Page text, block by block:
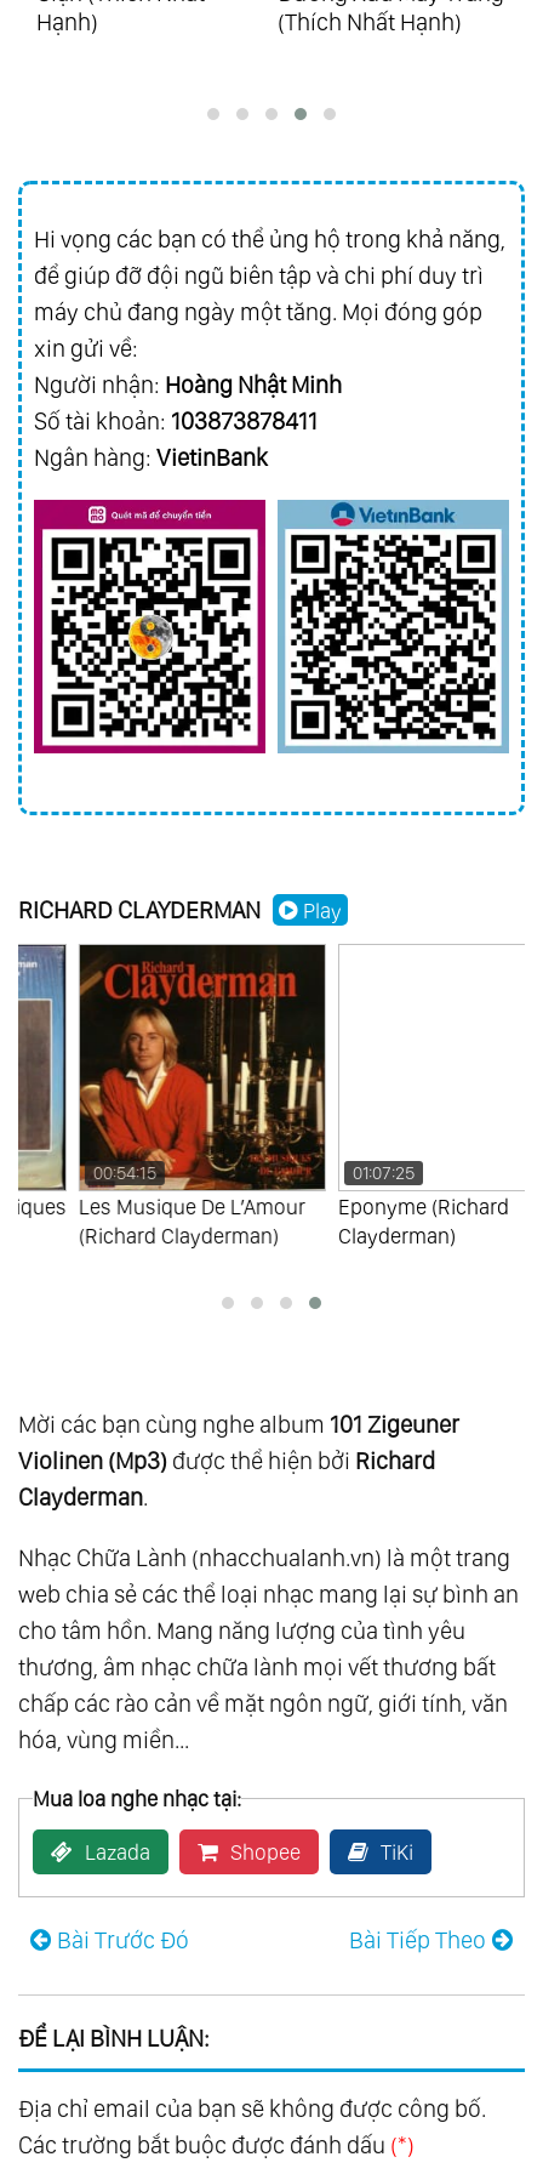
88. Ecos De Brasil
Asia
91.Best Friend
92.Everybody Loves Somebody Sometime
93. Golden Collection Vol.3
94.Magic Of Richard Vol.1 - Grandes
Favoritos
95.Magic Of Richard Vol.2 - Melodias
Inolvidables
96.Magic Of Richard Vol.3 - Romance Y
Pasion
97.Magic Of Richard Vol.4 - Sentimientos A
Flor De Piel
98.Magic Of Richard Vol.5 - Romances
Clasicos
99.Mysterious Eternity
101.Plays Antiques Pianos
105.Romantic Nights
106.
Jodavia Existe El Amor
Treasury Of Love
108.Best Songs
109.Memories As Time Goes By Vol.1
110.Memories As Time Goes By Vol.2
111. Essential 20
112.Give A Little Time To Your Love Vol.1
L’Amour De L’Hiver
117.Sentimental Journey
118.The Piano Man Vol.1
119.The Piano Man Vol.2
120.Diamonds Melodies Vol.4
121.Forever My Way
122.From This Moment On
123.Mon Amour
124.Piano
125.Som Livre Vol.1
126.
Som Livre Vol.2
127.Som Livre Vol.3
128.Som Livre Vol.4
129.A Thousand Winds
130. Bon-Bons
133.Down Under Favorites
134.
Exotic Favorites
135.Favorites For Young Lovers
Hạnh)
(Thích Nhất Hạnh)
Hi vọng các bạn có thể ủng hộ trong khả năng,
để giúp đỡ đội ngũ biên tập và chi phí duy trì
máy chủ đang ngày một tăng. Mọi đóng góp
xin gửi về:
Người nhận: Hoàng Nhật Minh
Số tài khoản: 103873878411
Ngân hàng: VietinBank
RICHARD CLAYDERMAN Play
00:54:15
Les Musique De L’Amour
(Richard Clayderman)
01:07:25
Eponyme (Richard
Clayderman)
Mời các bạn cùng nghe album 101 Zigeuner
Violinen (Mp3) được thể hiện bởi Richard
Clayderman.
Nhạc Chữa Lành (nhacchualanh.vn) là một trang
web chia sẻ các thể loại nhạc mang lại sự bình an
cho tâm hồn. Mang năng lượng của tình yêu
thương, âm nhạc chữa lành mọi vết thương bất
chấp các rào cản về mặt ngôn ngữ, giới tính, văn
hóa, vùng miền...
Mua loa nghe nhạc tại:
Lazada Shopee TiKi
Bài Trước Đó Bài Tiếp Theo
ĐỂ LẠI BÌNH LUẬN:
Địa chỉ email của bạn sẽ không được công bố.
Các trường bắt buộc được đánh dấu (*)